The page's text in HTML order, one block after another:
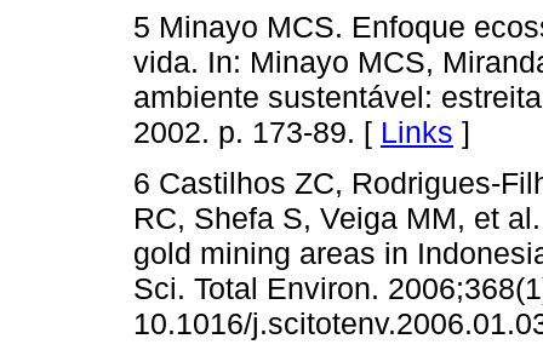
5 Minayo MCS. Enfoque
vida. In: Minayo MCS,
ambiente sustentável:
2002. p. 173-89. [ Links ]
6 Castilhos ZC, Rodrigues-
RC, Shefa S, Veiga MM, et
gold mining areas in
Sci. Total Environ.
10.1016/